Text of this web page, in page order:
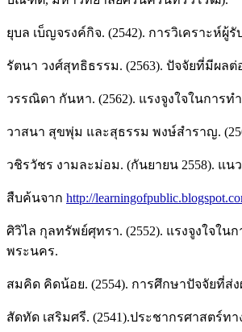
ยุบล เบ็ญจรงค์กิจ. (2542). การวิเคราะห์
รัตนา วงศ์สุทธิธรรม. (2563). ปัจจัยที่มีผล
วรรณิดา กันหา. (2562). แรงจูงใจในกา
วาสนา สุขพุ่ม และสุธรรม พงษ์สำราญ.
วชิรวัชร งามละม่อม. (กันยายน 2558). แ
สืบค้นจาก http://
ศิวิไล กุลทรัพย์ศุทรา. (2552). แรงจูงใจใ
พระนคร.
สมคิด คิดน้อย. (2554). การศึกษาปัจจัยที่
สัดทัด เสริมศรี. (2541).ประชากรศาสตร์